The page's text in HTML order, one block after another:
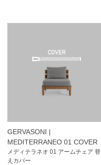
GERVASONI |
MEDITERRANEO 01 COVER
メディテラネオ 01 アームチェア 替
えカバー